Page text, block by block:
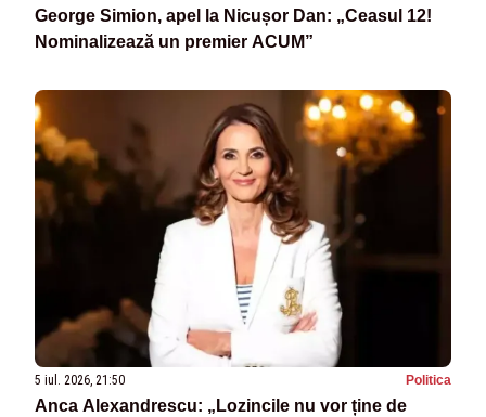
George Simion, apel la Nicușor Dan: „Ceasul 12!
Nominalizează un premier ACUM”
5 iul. 2026, 21:50 Politica
Anca Alexandrescu: „Lozincile nu vor ține de